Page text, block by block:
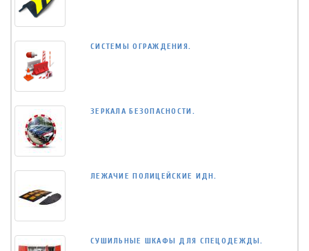
СИСТЕМЫ ОГРАЖДЕНИЯ.
ЗЕРКАЛА БЕЗОПАСНОСТИ.
ЛЕЖАЧИЕ ПОЛИЦЕЙСКИЕ ИДН.
СУШИЛЬНЫЕ ШКАФЫ ДЛЯ СПЕЦОДЕЖДЫ.